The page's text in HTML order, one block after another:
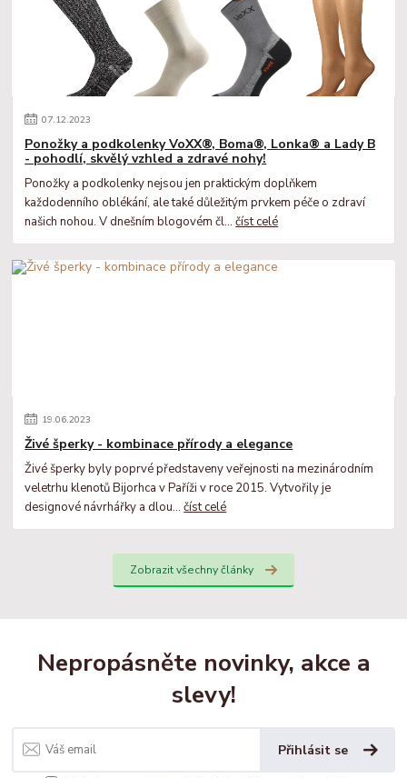
07.12.2023
Ponožky a podkolenky VoXX®, Boma®, Lonka® a Lady B
- pohodlí, skvělý vzhled a zdravé nohy!
Ponožky a podkolenky nejsou jen praktickým doplňkem
každodenního oblékání, ale také důležitým prvkem péče o zdraví
našich nohou. V dnešním blogovém čl...číst celé
19.06.2023
Živé šperky - kombinace přírody a elegance
Živé šperky byly poprvé představeny veřejnosti na mezinárodním
veletrhu klenotů Bijorhca v Paříži v roce 2015. Vytvořily je
designové návrhářky a dlou...číst celé
Zobrazit všechny články
Nepropásněte novinky, akce a
slevy!
Přihlásit se